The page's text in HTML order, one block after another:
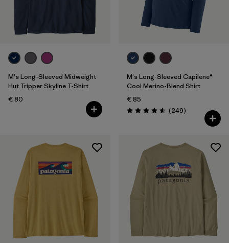
M's Long-Sleeved Midweight
Hut Tripper Skyline T-Shirt
€ 80
M's Long-Sleeved Capilene®
Cool Merino-Blend Shirt
€ 85
Évaluation: 4.6 / 5
(249Avis
)